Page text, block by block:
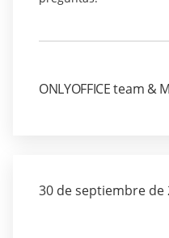
ONLYOFFICE team &
30 de septiembre de